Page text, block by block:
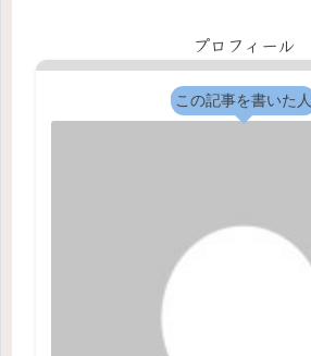
プロフィール
この記事を書いた人